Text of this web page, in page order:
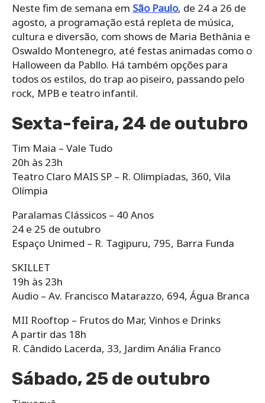
Neste fim de semana em São Paulo, de 24 a 26 de
agosto, a programação está repleta de música,
cultura e diversão, com shows de Maria Bethânia e
Oswaldo Montenegro, até festas animadas como o
Halloween da Pabllo. Há também opções para
todos os estilos, do trap ao piseiro, passando pelo
rock, MPB e teatro infantil.
Sexta-feira, 24 de outubro
Tim Maia – Vale Tudo
20h às 23h
Teatro Claro MAIS SP – R. Olimpíadas, 360, Vila
Olímpia
Paralamas Clássicos – 40 Anos
24 e 25 de outubro
Espaço Unimed – R. Tagipuru, 795, Barra Funda
SKILLET
19h às 23h
Audio – Av. Francisco Matarazzo, 694, Água Branca
MII Rooftop – Frutos do Mar, Vinhos e Drinks
A partir das 18h
R. Cândido Lacerda, 33, Jardim Anália Franco
Sábado, 25 de outubro